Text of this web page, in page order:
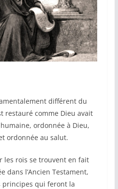
différent du
restauré comme Dieu avait
ordonnée à Dieu,
ordonnée au salut.
les rois se trouvent en fait
dans l’Ancien Testament,
principes qui feront la